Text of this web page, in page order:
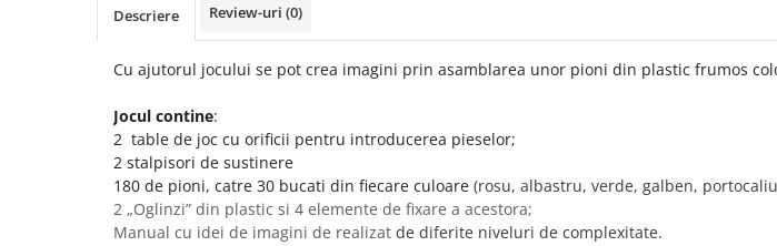
Descriere Review-uri (0)
Cu ajutorul jocului se pot crea imagini prin asamblarea unor pioni din plastic frumos
Jocul contine:
2 table de joc cu orificii pentru introducerea pieselor;
2 stalpisori de sustinere
180 de pioni, catre 30 bucati din fiecare culoare (rosu, albastru, verde, galben,
2 „Oglinzi” din plastic si 4 elemente de fixare a acestora;
Manual cu idei de imagini de realizat de diferite niveluri de complexitate.